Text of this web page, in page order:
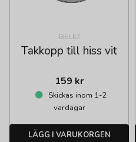
BELID
Takkopp till hiss vit
159 kr
Skickas inom 1-2
vardagar
LÄGG I VARUKORGEN